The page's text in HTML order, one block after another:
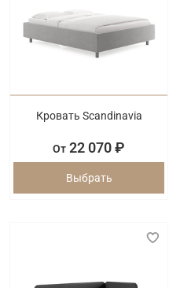
Кровать Scandinavia
От 22 070 ₽
Выбрать